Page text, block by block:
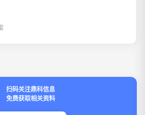
扫码关注鼎科信息
免费获取相关资料